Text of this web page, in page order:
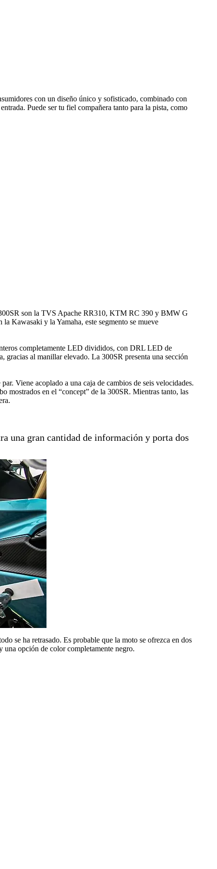
con un diseño único y sofisticado, combinado con
Puede ser tu fiel compañera tanto para la pista, como
300SR son la TVS Apache RR310, KTM RC 390 y BMW G
Kawasaki y la Yamaha, este segmento se mueve
completamente LED divididos, con DRL LED de
gracias al manillar elevado. La 300SR presenta una sección
Viene acoplado a una caja de cambios de seis velocidades.
mostrados en el “concept” de la 300SR. Mientras tanto, las
una gran cantidad de información y porta dos
se ha retrasado. Es probable que la moto se ofrezca en dos
una opción de color completamente negro.